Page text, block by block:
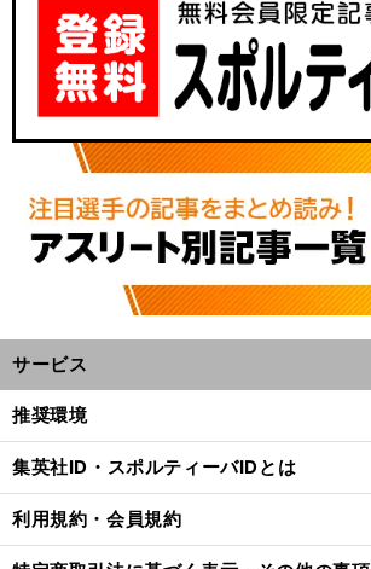
サービス
推奨環境
集英社ID・スポルティーバIDとは
利用規約・会員規約